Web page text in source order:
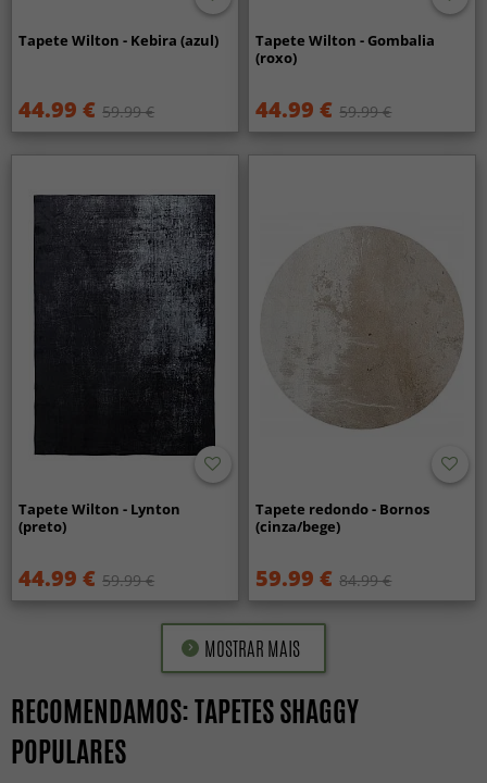
Tapete Wilton - Kebira (azul)
44.99 € 59.99 €
Tapete Wilton - Gombalia
(roxo)
44.99 € 59.99 €
Tapete Wilton - Lynton
(preto)
44.99 € 59.99 €
Tapete redondo - Bornos
(cinza/bege)
59.99 € 84.99 €
MOSTRAR MAIS
RECOMENDAMOS: TAPETES SHAGGY
POPULARES